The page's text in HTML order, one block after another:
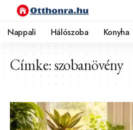
Nappali Hálószoba Konyha
Címke:szobanövény